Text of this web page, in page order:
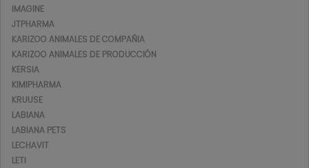
IMAGINE
JTPHARMA
KARIZOO ANIMALES DE COMPAÑIA
KARIZOO ANIMALES DE PRODUCCIÓN
KERSIA
KIMIPHARMA
KRUUSE
LABIANA
LABIANA PETS
LECHAVIT
LETI